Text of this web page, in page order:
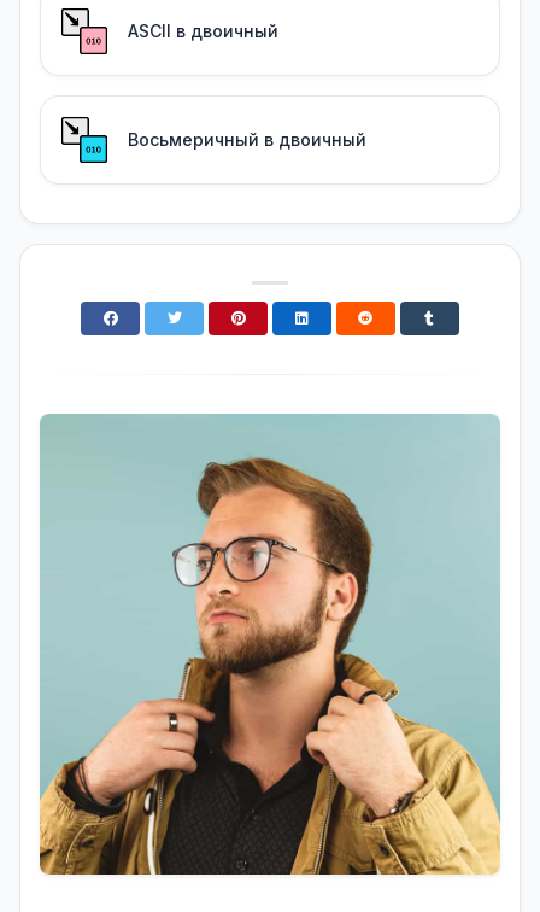
ASCII в двоичный
Восьмеричный в двоичный